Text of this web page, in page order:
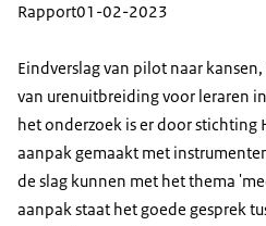
Rapport01-02-2023
Eindverslag van pilot naar
van urenuitbreiding voor leraren
het onderzoek is er door stichting
aanpak gemaakt met
de slag kunnen met het thema
aanpak staat het goede gesprek